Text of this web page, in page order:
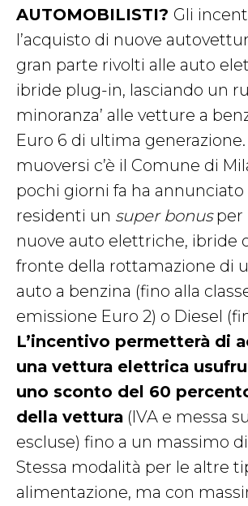
AUTOMOBILISTI? Gli
l’acquisto di nuove
gran parte rivolti alle auto
ibride plug-in, lasciando un
minoranza’ alle vetture a
Euro 6 di ultima generazione.
muoversi c’è il Comune di
pochi giorni fa ha annunciato
residenti un super bonusper
nuove auto elettriche, ibride
fronte della rottamazione di
auto a benzina (fino alla
emissione Euro 2) o Diesel
L’incentivo permetterà di
una vettura elettrica
uno sconto del 60
della vettura (IVA e messa
escluse) fino a un massimo
Stessa modalità per le altre
alimentazione, ma con